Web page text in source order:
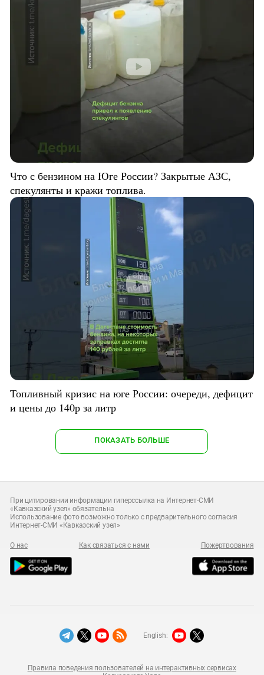
Что с бензином на Юге России? Закрытые АЗС,
спекулянты и кражи топлива.
Топливный кризис на юге России: очереди, дефицит
и цены до 140р за литр
ПОКАЗАТЬ БОЛЬШЕ
При цитировании информации гиперссылка на Интернет-СМИ
«Кавказский узел» обязательна
Использование фото возможно только с предварительного согласия
Интернет-СМИ «Кавказский узел»
О нас Как связаться с нами Пожертвования
Правила поведения пользователей на интерактивных сервисах
English: